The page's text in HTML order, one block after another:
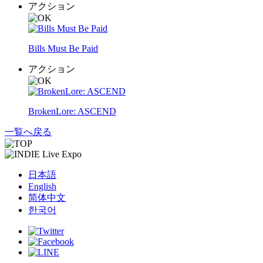
アクション
Bills Must Be Paid
アクション
BrokenLore: ASCEND
一覧へ戻る
日本語
English
简体中文
한국어